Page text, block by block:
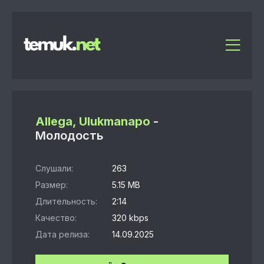
Allega, Ulukmanapo -
Молодость
Слушали:
263
Размер:
5.15 MB
Длительность:
2:14
Качество:
320 kbps
Дата релиза:
14.09.2025